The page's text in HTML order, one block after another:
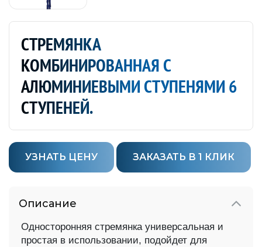
СТРЕМЯНКА
КОМБИНИРОВАННАЯ С
АЛЮМИНИЕВЫМИ СТУПЕНЯМИ 6
СТУПЕНЕЙ.
УЗНАТЬ ЦЕНУ ЗАКАЗАТЬ В 1 КЛИК
Описание
Односторонняя стремянка универсальная и
простая в использовании, подойдет для